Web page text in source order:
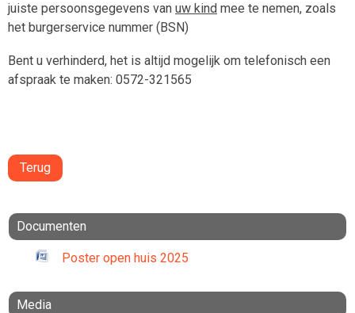
juiste persoonsgegevens van uw kind mee te nemen, zoals
het burgerservice nummer (BSN)
Bent u verhinderd, het is altijd mogelijk om telefonisch een
afspraak te maken: 0572-321565
Terug
Documenten
Poster open huis 2025
Media